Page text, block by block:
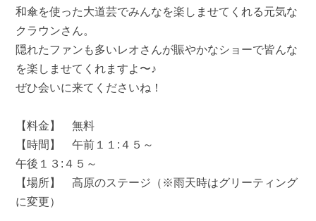
和傘を使った大道芸でみんなを楽しませてくれる元気な
クラウンさん。
隠れたファンも多いレオさんが賑やかなショーで皆んな
を楽しませてくれますよ〜♪
ぜひ会いに来てくださいね！
【料金】 無料
【時間】 午前１１:４５～
午後１３:４５～
【場所】 高原のステージ（※雨天時はグリーティング
に変更）